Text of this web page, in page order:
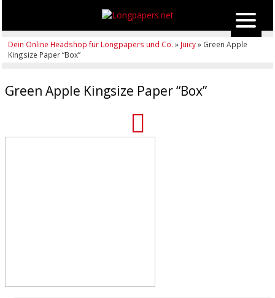
Dein Online Headshop für Longpapers und Co. » Juicy» Green Apple
Kingsize Paper “Box”
Green Apple Kingsize Paper “Box”